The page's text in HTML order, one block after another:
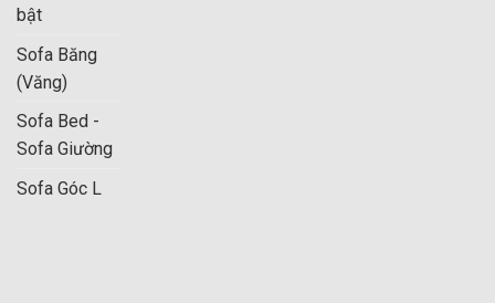
Tại sao nên chọn ghế sofa đơn nữ hoàng
tân cổ điển?
bật
Sofa Băng
(Văng)
Sofa Bed -
Sofa Giường
Sofa Góc L